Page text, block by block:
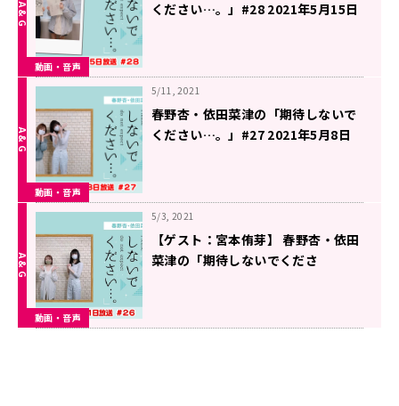
動画・音声
ください…。」#28 2021年5月15日
動画・音声
5/11, 2021
春野杏・依田菜津の「期待しないで
ください…。」#27 2021年5月8日
動画・音声
5/3, 2021
【ゲスト：宮本侑芽】 春野杏・依田
菜津の「期待しないでくださ